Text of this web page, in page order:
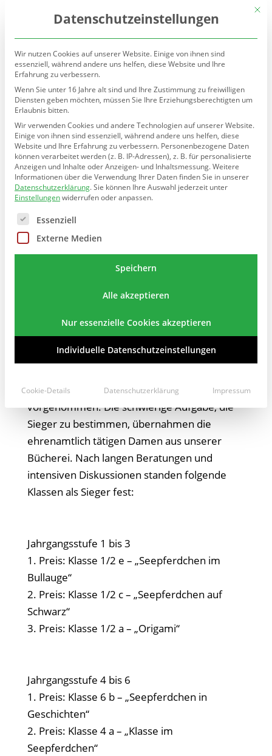
Seite wählen
Seepferdchen-Wettbewerb an
der TGS
vonTeltow Grundschule|Apr. 28, 2026
Im Rahmen eines schulweiten Wettbewerbs
mit dem Thema „Seepferdchen – ein kleines
Tier mit großen Geheimnissen“ reichten
Klassen aller Jahrgangsstufen großartige
April unter großem Applaus in der Aula
vorgenommen. Die schwierige Aufgabe, die
Sieger zu bestimmen, übernahmen die
ehrenamtlich tätigen Damen aus unserer
Bücherei. Nach langen Beratungen und
intensiven Diskussionen standen folgende
Klassen als Sieger fest:
Jahrgangsstufe 1 bis 3
1. Preis: Klasse 1/2 e – „Seepferdchen im
Bullauge“
2. Preis: Klasse 1/2 c – „Seepferdchen auf
Schwarz“
3. Preis: Klasse 1/2 a – „Origami“
Jahrgangsstufe 4 bis 6
1. Preis: Klasse 6 b – „Seepferdchen in
Geschichten“
2. Preis: Klasse 4 a – „Klasse im
Seepferdchen“
Mit
Datenschutzeinstellungen
Wir nutzen Cookies auf unserer Website. Einige von ihnen sind
essenziell, während andere uns helfen, diese Website und Ihre
Erfahrung zu verbessern.
Wenn Sie unter 16 Jahre alt sind und Ihre Zustimmung zu freiwilligen
Diensten geben möchten, müssen Sie Ihre Erziehungsberechtigten um
Erlaubnis bitten.
Wir verwenden Cookies und andere Technologien auf unserer Website.
Einige von ihnen sind essenziell, während andere uns helfen, diese
Website und Ihre Erfahrung zu verbessern. Personenbezogene Daten
können verarbeitet werden (z. B. IP-Adressen), z. B. für personalisierte
Anzeigen und Inhalte oder Anzeigen- und Inhaltsmessung.Weitere
Informationen über die Verwendung Ihrer Daten finden Sie in unserer
Datenschutzerklärung.Sie können Ihre Auswahl jederzeit unter
Einstellungenwiderrufen oder anpassen.
Es folgt eine Liste der Service-Gruppen, für die eine
Essenziell
Externe Medien
Speichern
Alle akzeptieren
Nur essenzielle Cookies akzeptieren
Individuelle Datenschutzeinstellungen
Cookie-Details Datenschutzerklärung Impressum